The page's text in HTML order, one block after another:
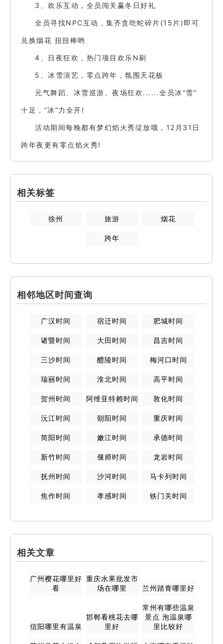
3、欢乐互动，全员闯关赢冬日好礼
全员寻找NPC互动，集齐贪吃蛇碎片(15片)即可
兑换烟花 扭扭棒哟
4、日夜狂欢，热门项目欢乐N刷
5、冰雪演艺，零点跨年，氛围天花板
元气舞蹈、冰雪巡游、夜场狂欢......全员冰“雪”
十足，“冰”力全开!
活动期间每晚都有梦幻焰火秀绽放哦，12月31日
跨年夜更有零点焰火秀!
相关标签
徐州 旅游 烟花
跨年
相邻地区时间查询
广汉 时间 宿迁时间 肥城时间
诸暨时间 大田 时间 昌吉时间
三沙时间 醴陵时间 梅河口 时间
瑞丽时间 淮北时间 高平时间
贺州时间 阿维亚特赖时间 敦化时间
沅江时间 朝阳时间 重庆时间
简阳时间 嫩江时间 承德时间
新竹时间 偃师时间 龙岩时间
抚州时间 沙河时间 马卡列时间
焦作时间 孝感时间 铁门关时间
相关文章
广州樱花哪里好
看
重庆水果批发市
场在哪里
兰州踏青哪里好
信阳哪里有温泉
邯郸看桃花去哪
里好
常州有哪些温泉
景点 泡温泉哪
里比较好